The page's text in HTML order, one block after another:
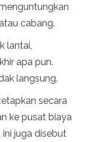
cabang.
lantai,
apa pun.
langsung.
secara
ke pusat biaya
juga disebut